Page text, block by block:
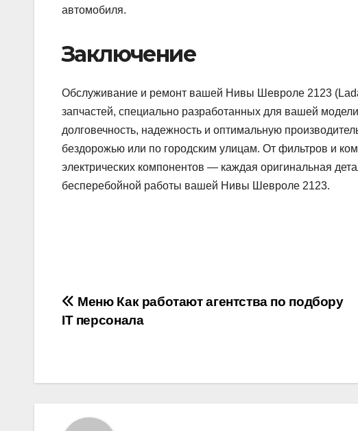
автомобиля.
Заключение
Обслуживание и ремонт вашей Нивы Шевроле 2123
запчастей, специально разработанных для вашей
долговечность, надежность и оптимальную
бездорожью или по городским улицам. От фильтров и
электрических компонентов — каждая оригинальная
бесперебойной работы вашей Нивы Шевроле 2123.
Навигация
Меню Как работают агентства по подбору
IT персонала